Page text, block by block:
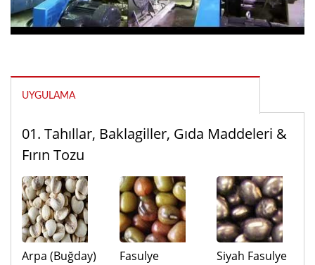
UYGULAMA
01. Tahıllar, Baklagiller, Gıda Maddeleri &
Fırın Tozu
Arpa (Buğday) Fasulye Siyah Fasulye